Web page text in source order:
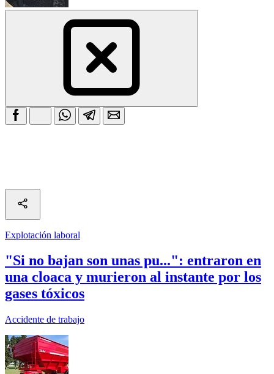
Explotación laboral
"Si no bajan son unas pu...": entraron en
una cloaca y murieron al instante por los
gases tóxicos
Accidente de trabajo